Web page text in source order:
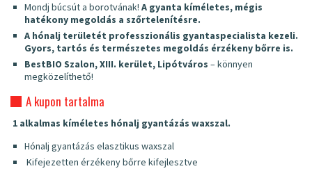
Mondj búcsút a borotvának! A gyanta kíméletes, mégis
hatékony megoldás a szőrtelenítésre.
A hónalj területét professzionális gyantaspecialista kezeli.
Gyors, tartós és természetes megoldás érzékeny bőrre is.
BestBIO Szalon, XIII. kerület, Lipótváros – könnyen
megközelíthető!
A kupon tartalma
1 alkalmas kíméletes hónalj gyantázás waxszal.
Hónalj gyantázás elasztikus waxszal
Kifejezetten érzékeny bőrre kifejlesztve